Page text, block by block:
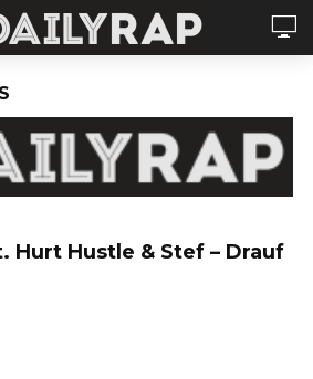
Hurt Hustle & Stef – Drauf